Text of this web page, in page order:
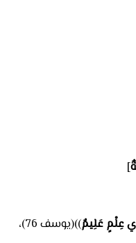
]
عِلْمٍ عَلِيمٌ))(يوسف 76)،